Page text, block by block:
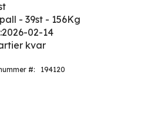
- 39st - 156Kg
2026-02-14
kvar
194120